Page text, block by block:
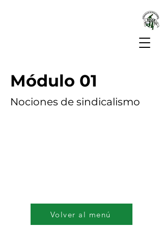
Módulo 01
Nociones de sindicalismo
Volver al menú